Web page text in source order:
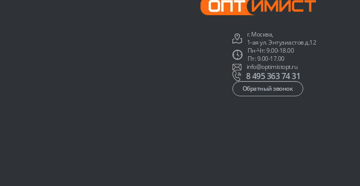
г. Москва,
1-ая ул. Энтузиастов д.12
Пн-Чт: 9.00-18.00
Пт: 9.00-17.00
info@optimistopt.ru
8 495 363 74 31
Обратный звонок